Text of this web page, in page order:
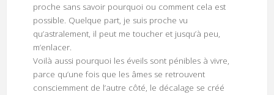
proche sans savoir pourquoi ou comment cela est
possible. Quelque part, je suis proche vu
qu’astralement, il peut me toucher et jusqu’à peu,
m’enlacer.
Voilà aussi pourquoi les éveils sont pénibles à vivre,
parce qu’une fois que les âmes se retrouvent
consciemment de l’autre côté, le décalage se créé